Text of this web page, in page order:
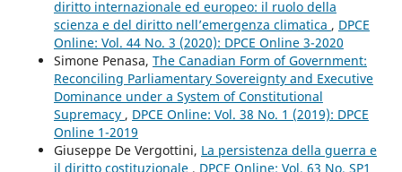
diritto internazionale ed europeo: il ruolo della
scienza e del diritto nell’emergenza climatica , DPCE
Online: Vol. 44 No. 3 (2020): DPCE Online 3-2020
Simone Penasa, The Canadian Form of Government:
Reconciling Parliamentary Sovereignty and Executive
Dominance under a System of Constitutional
Supremacy , DPCE Online: Vol. 38 No. 1 (2019): DPCE
Online 1-2019
Giuseppe De Vergottini, La persistenza della guerra e
il diritto costituzionale , DPCE Online: Vol. 63 No. SP1